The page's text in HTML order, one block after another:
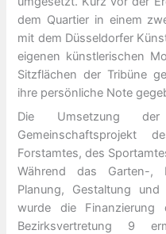
dem Quartier in einem
mit dem Düsseldorfer
eigenen künstlerischen
Sitzflächen der Tribüne
ihre persönliche Note
Die Umsetzung
Gemeinschaftsprojekt
Forstamtes, des
Während das Garten-,
Planung, Gestaltung
wurde die
Bezirksvertretung 9